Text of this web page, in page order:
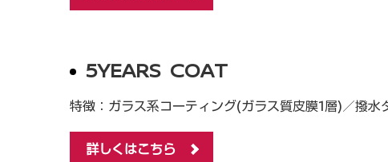
5YEARS COAT
特徴：ガラス系コーティング(ガラス質皮膜1層)／撥水
詳しくはこちら